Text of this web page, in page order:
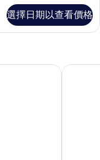
選擇日期以查看價格
羅馬你